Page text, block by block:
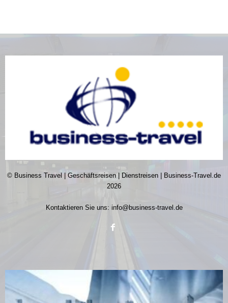
© Business Travel | Geschäftsreisen | Dienstreisen | Business-Travel.de
2026
Kontaktieren Sie uns: info@business-travel.de